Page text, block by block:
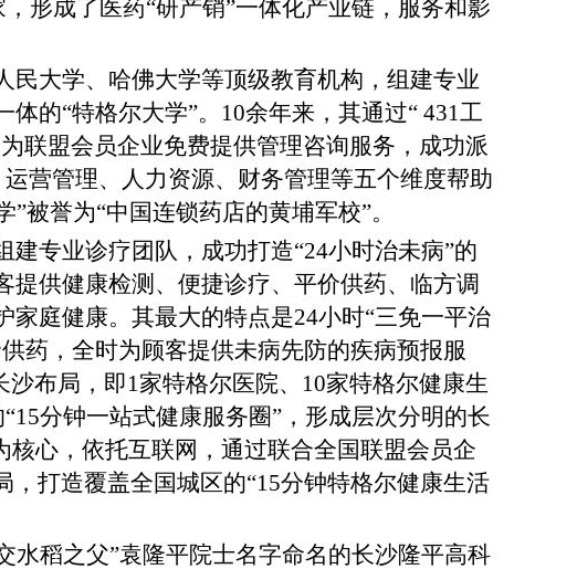
，形成了医药“研产销”一体化产业链，服务和影
民大学、哈佛大学等顶级教育机构，组建专业
体的“特格尔大学”。 10余年来，其通过“ 431工
联盟会员企业免费提供管理咨询服务，成功派
营管理、人力资源、财务管理等五个维度帮助
被誉为“中国连锁药店的黄埔军校”。
建专业诊疗团队，成功打造“24小时治未病”的
供健康检测、便捷诊疗、平价供药、临方调
庭健康。其最大的特点是24小时“三免一平治
药，全时为顾客提供未病先防的疾病预报服
沙布局，即1家特格尔医院、10家特格尔健康生
分钟一站式健康服务圈”，形成层次分明的长
心，依托互联网，通过联合全国联盟会员企
，打造覆盖全国城区的“15分钟特格尔健康生活
水稻之父”袁隆平院士名字命名的长沙隆平高科